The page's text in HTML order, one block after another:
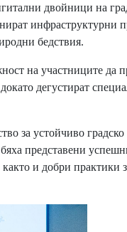
двойници на
инфраструктурни
бедствия.
на участниците да
дегустират
за устойчиво градско
представени
и добри практики